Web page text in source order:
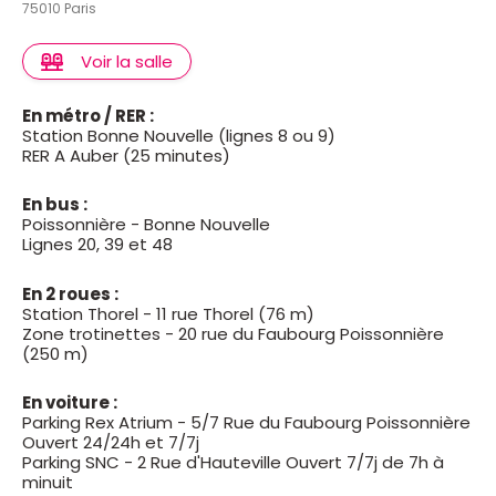
A partir du 6 mai retrouvez 9 mois de
bonheur...enfin presque à l'Apollo Théâtre :
75010 Paris
Voir la salle
En métro / RER :
Station Bonne Nouvelle (lignes 8 ou 9)
RER A Auber (25 minutes)
En bus :
Poissonnière - Bonne Nouvelle
Lignes 20, 39 et 48
En 2 roues :
Station Thorel - 11 rue Thorel (76 m)
Zone trotinettes - 20 rue du Faubourg Poissonnière
(250 m)
En voiture :
Parking Rex Atrium - 5/7 Rue du Faubourg Poissonnière
Ouvert 24/24h et 7/7j
Parking SNC - 2 Rue d'Hauteville Ouvert 7/7j de 7h à
minuit